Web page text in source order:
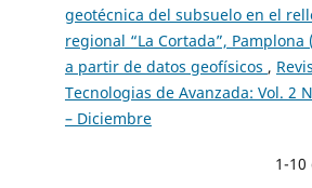
geotécnica del subsuelo en el
regional “La Cortada”,
a partir de datos geofísicos ,
Tecnologias de Avanzada: Vol. 2
– Diciembre
1-10